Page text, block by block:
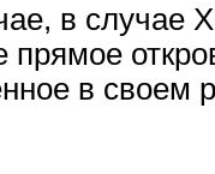
в случае
прямое
в своем